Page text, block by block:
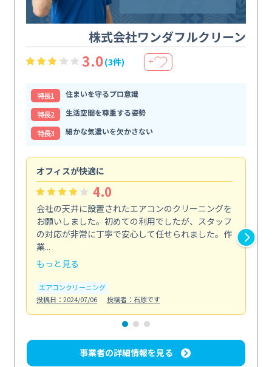
株式会社ワンダフルクリーン
3.0(3件) ＋
特⻑1
住まいを守るプロ意識
特⻑2
生活空間を尊重する姿勢
特⻑3
細かな気遣いを欠かさない
オフィスが快適に
4.0
会社の天井に設置されたエアコンのクリーニングを
お願いしました。初めての利用でしたが、スタッフ
の対応が非常に丁寧で安心して任せられました。作
業...
もっと見る
エアコンクリーニング
投稿日：2024/07/06
投稿者：石原です
事業者の詳細情報を見る